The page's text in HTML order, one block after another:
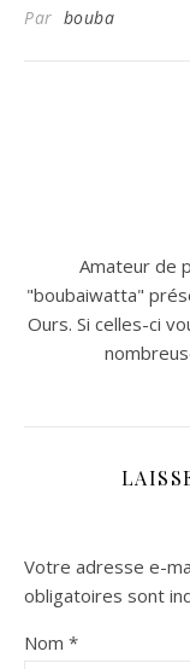
Par bouba
Amateur de
"boubaiwatta"
Ours. Si celles-ci
Votre adresse e-
obligatoires sont
Nom *